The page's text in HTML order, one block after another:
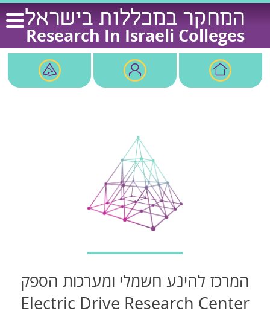
Skip
content
המחקר במכללות בישראל
Research In Israeli Colleges
המרכז להינע חשמלי ומערכות הספק
Electric Drive Research Center